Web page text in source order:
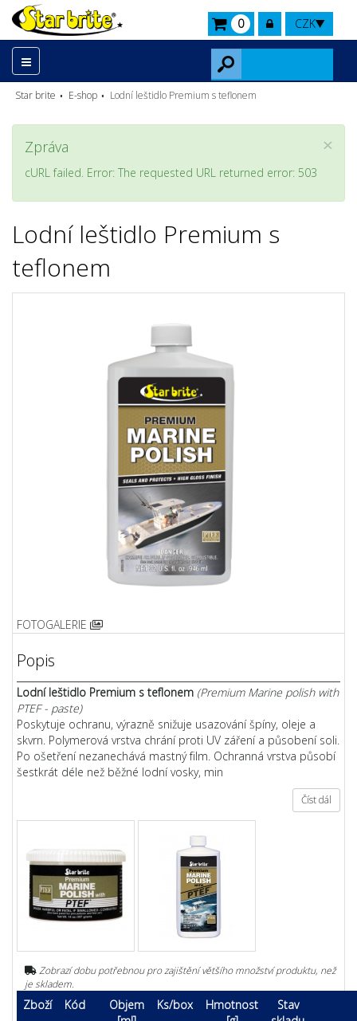
CZK
0
Star brite E-shop Lodní leštidlo Premium s teflonem
×
Zpráva
cURL failed. Error: The requested URL returned error: 503
Lodní leštidlo Premium s
teflonem
FOTOGALERIE
Popis
Lodní leštidlo Premium s teflonem (Premium Marine polish with
PTEF - paste)
Poskytuje ochranu, výrazně snižuje usazování špíny, oleje a
skvrn. Polymerová vrstva chrání proti UV záření a působení soli.
Po ošetření nezanechává mastný film. Ochranná vrstva působí
šestkrát déle než běžné lodní vosky, min
Číst dál
Zobrazí dobu potřebnou pro zajištění většího množství produktu, než
je skladem.
Zboží Kód
Objem
Ks/box
Hmotnost
Stav